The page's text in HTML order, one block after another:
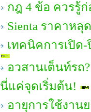
กฎ 4 ข้อ ควรรู้
Sienta ราคาห
เทคนิคการเปิด
อวสานเต็นท์รถ
นี่แค่จุดเริ่มต้น!
อายุการใช้งาน